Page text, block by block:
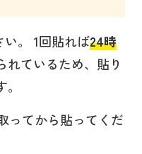
。 1回貼れば24時
れているため、貼り
ってから貼ってくだ